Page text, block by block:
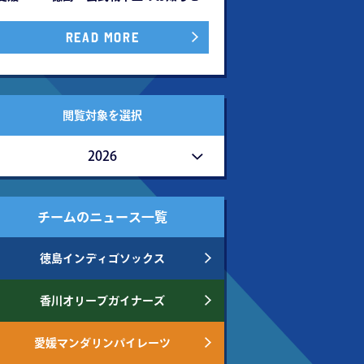
READ MORE
閲覧対象を選択
2026
チームのニュース一覧
徳島インディゴソックス
香川オリーブガイナーズ
愛媛マンダリンパイレーツ